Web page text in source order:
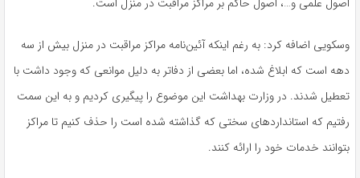
وسکویی اضافه کرد: به رغم اینکه آئین‌نامه مراکز مراقبت در منزل بیش از سه
دهه است که ابلاغ شده، اما بعضی از دفاتر به دلیل موانعی که وجود داشت با
تعطیل شدند. در وزارت بهداشت این موضوع را پیگیری کردیم و به این سمت
رفتیم که استانداردهای سختی که گذاشته شده است را حذف کنیم تا مراکز
بتوانند خدمات خود را ارائه کنند.